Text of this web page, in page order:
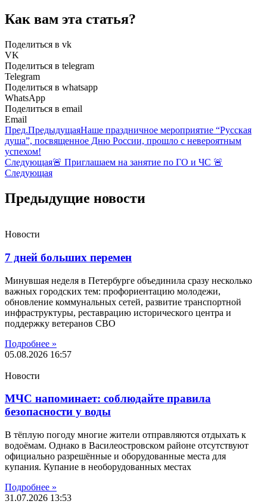
Как вам эта статья?
Поделиться в vk
VK
Поделиться в telegram
Telegram
Поделиться в whatsapp
WhatsApp
Поделиться в email
Email
Пред.ПредыдущаяНаше праздничное мероприятие “Русская
душа”, посвященное Дню России, прошло с невероятным
успехом!
Следующая🚨 Приглашаем на занятие по ГО и ЧС 🚨
Следующая
Предыдущие новости
Новости
7 дней больших перемен
Минувшая неделя в Петербурге объединила сразу несколько
важных городских тем: профориентацию молодежи,
обновление коммунальных сетей, развитие транспортной
инфраструктуры, реставрацию исторического центра и
поддержку ветеранов СВО
Подробнее »
05.08.2026 16:57
Новости
МЧС напоминает: соблюдайте правила
безопасности у воды
В тёплую погоду многие жители отправляются отдыхать к
водоёмам. Однако в Василеостровском районе отсутствуют
официально разрешённые и оборудованные места для
купания. Купание в необорудованных местах
Подробнее »
31.07.2026 13:53